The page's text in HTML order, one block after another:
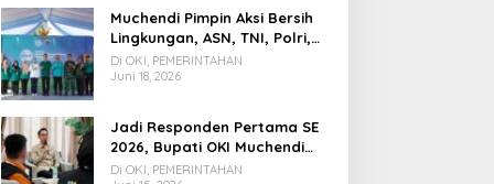
Muchendi Pimpin Aksi Bersih
Lingkungan, ASN, TNI, Polri,
dan Warga Bergotong
Royong
Di OKI, PEMERINTAHAN
Juni 18, 2026
Jadi Responden Pertama SE
2026, Bupati OKI Muchendi
Ajak Warga Beri Data Benar
Di OKI, PEMERINTAHAN